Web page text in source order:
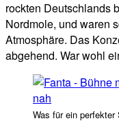
rockten Deutschlands
Nordmole, und waren
Atmosphäre. Das
abgehend. War wohl
Was für ein